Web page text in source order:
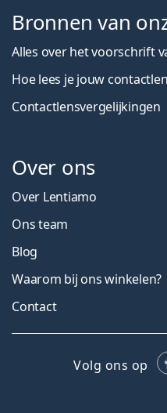
Bronnen van
Alles over het voorschrift
Hoe lees je jouw
Contactlensvergelijkingen
Over ons
Over Lentiamo
Ons team
Blog
Waarom bij ons winkelen?
Contact
Volg ons op